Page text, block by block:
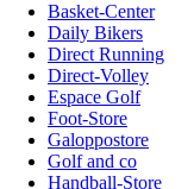
Basket-Center
Daily Bikers
Direct Running
Direct-Volley
Espace Golf
Foot-Store
Galoppostore
Golf and co
Handball-Store